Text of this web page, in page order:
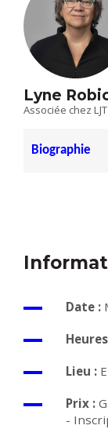
Lyne
Associée chez LJT
Biographie
Date :
Lieu :
Prix :
-